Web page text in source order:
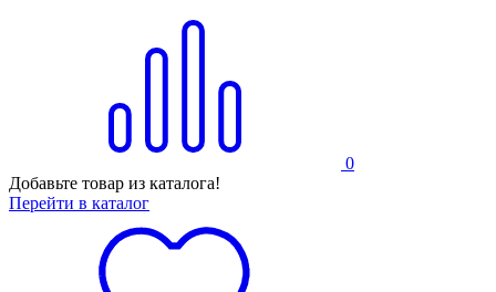
0
Добавьте товар из каталога!
Перейти в каталог